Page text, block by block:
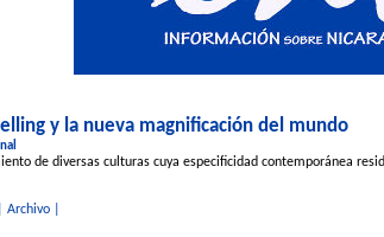
y la nueva magnificación del mundo
de diversas culturas cuya especificidad contemporánea
Archivo